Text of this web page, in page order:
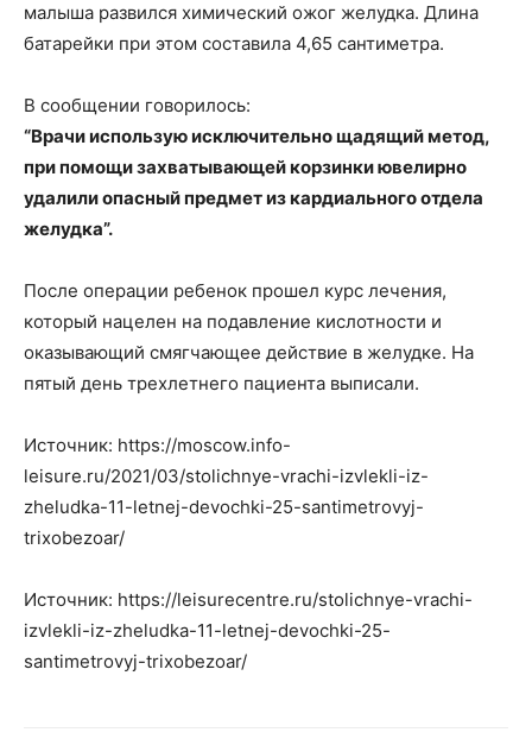
малыша развился химический ожог желудка. Длина
батарейки при этом составила 4,65 сантиметра.
В сообщении говорилось:
“Врачи использую исключительно щадящий метод,
при помощи захватывающей корзинки ювелирно
удалили опасный предмет из кардиального отдела
желудка”.
После операции ребенок прошел курс лечения,
который нацелен на подавление кислотности и
оказывающий смягчающее действие в желудке. На
пятый день трехлетнего пациента выписали.
Источник: https://moscow.info-
leisure.ru/2021/03/stolichnye-vrachi-izvlekli-iz-
zheludka-11-letnej-devochki-25-santimetrovyj-
trixobezoar/
Источник: https://leisurecentre.ru/stolichnye-vrachi-
izvlekli-iz-zheludka-11-letnej-devochki-25-
santimetrovyj-trixobezoar/